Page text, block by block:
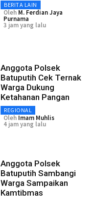
BERITA LAIN
Oleh M. Ferdian Jaya
Purnama
3 jam yang lalu
Anggota Polsek
Batuputih Cek Ternak
Warga Dukung
Ketahanan Pangan
REGIONAL
Oleh Imam Muhlis
4 jam yang lalu
Anggota Polsek
Batuputih Sambangi
Warga Sampaikan
Kamtibmas